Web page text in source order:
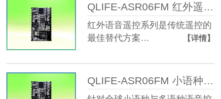
QLIFE-ASR06FM 红外遥控离线语音模块
红外语音遥控系列是传统遥控的
最佳替代方案…
【详情】